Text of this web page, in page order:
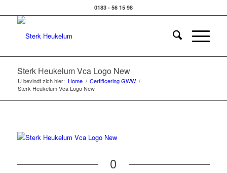
0183 - 56 15 98
Sterk Heukelum Vca Logo New
U bevindt zich hier: Home / Certificering GWW /
Sterk Heukelum Vca Logo New
0